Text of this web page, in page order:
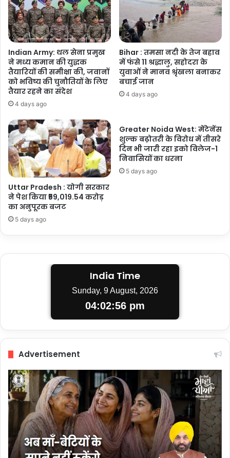
Indian Army: थल सेना प्रमुख
ने मध्य कमान की युद्धक
तैयारियों की समीक्षा की, जवानों
को भविष्य की चुनौतियों के लिए
तैयार रहने का संदेश
4 days ago
Bihar : तमसा नदी के तेज बहाव
में फंसे 11 श्रद्धालु, सहोदरा के
युवाओं ने मानव श्रृंखला बनाकर
बचाई जान
4 days ago
Uttar Pradesh : योगी सरकार
ने पेश किया ₹59,019.54 करोड़
का अनुपूरक बजट
5 days ago
Greater Noida West: मेंटेनेंस
शुल्क बढ़ोतरी के विरोध में तीसरे
दिन भी जारी रहा इको विलेज-1
निवासियों का धरना
5 days ago
India Time
Sunday, 9 August, 2026
04:02:57 pm
Advertisement